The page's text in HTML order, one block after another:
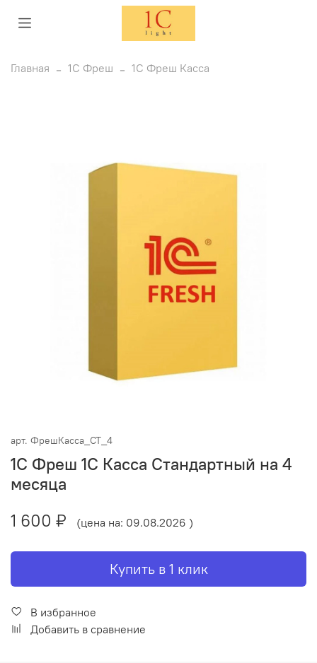
Главная 1С Фреш 1С Фреш Касса
арт. ФрешКасса_СТ_4
1С Фреш 1С Касса Стандартный на 4
месяца
1 600 ₽
(цена на: 09.08.2026 )
Купить в 1 клик
В избранное
Добавить в сравнение